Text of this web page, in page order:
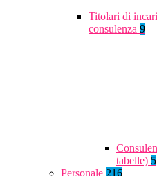
Titolari di
consulenza 9
tabelle) 5
Personale 216